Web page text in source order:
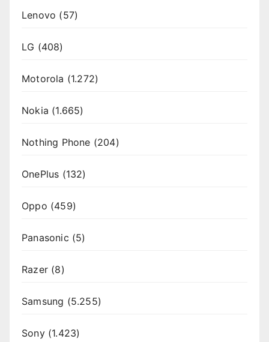
Lenovo (57)
LG (408)
Motorola (1.272)
Nokia (1.665)
Nothing Phone (204)
OnePlus (132)
Oppo (459)
Panasonic (5)
Razer (8)
Samsung (5.255)
Sony(1.423)